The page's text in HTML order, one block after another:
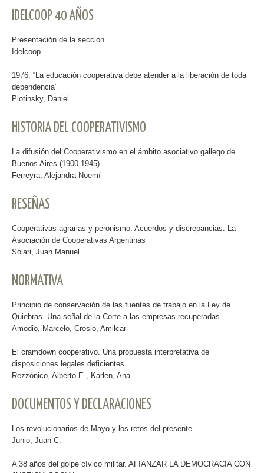
IDELCOOP 40 AÑOS
Presentación de la sección
Idelcoop
1976: “La educación cooperativa debe atender a la liberación de toda
dependencia”
Plotinsky, Daniel
HISTORIA DEL COOPERATIVISMO
La difusión del Cooperativismo en el ámbito asociativo gallego de
Buenos Aires (1900-1945)
Ferreyra, Alejandra Noemí
RESEÑAS
Cooperativas agrarias y peronismo. Acuerdos y discrepancias. La
Asociación de Cooperativas Argentinas
Solari, Juan Manuel
NORMATIVA
Principio de conservación de las fuentes de trabajo en la Ley de
Quiebras. Una señal de la Corte a las empresas recuperadas
Amodio, Marcelo, Crosio, Amilcar
El cramdown cooperativo. Una propuesta interpretativa de
disposiciones legales deficientes
Rezzónico, Alberto E., Karlen, Ana
DOCUMENTOS Y DECLARACIONES
Los revolucionarios de Mayo y los retos del presente
Junio, Juan C.
A 38 años del golpe cívico militar. AFIANZAR LA DEMOCRACIA CON